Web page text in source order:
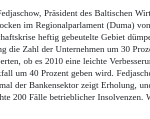
Archiv
Mediadaten
Kontakt
Impressum
Datenschutz
Präsident des Baltischen
im Regio­nal­par­la­ment (Duma)
heftig gebeutelte Gebiet
die Zahl der Unternehmen um 30
ob es 2010 eine leichte
um 40 Prozent geben wird.
der Bankensektor zeigt Erholung,
200 Fälle betrieblicher Insolvenzen.